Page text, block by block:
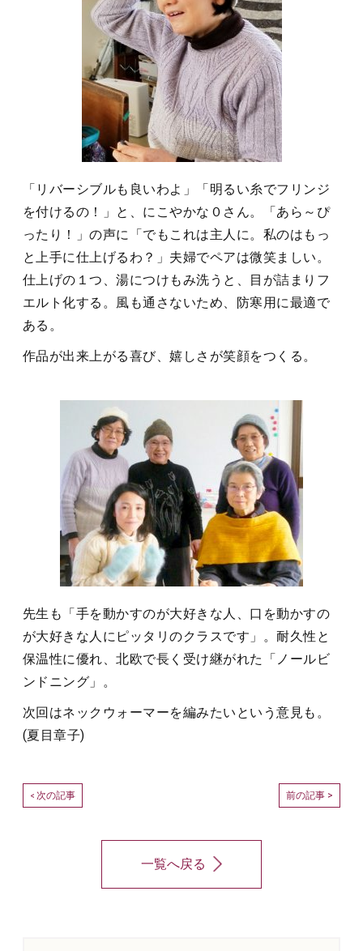
「リバーシブルも良いわよ」「明るい糸でフリンジ
を付けるの！」と、にこやかな０さん。「あら～ぴ
ったり！」の声に「でもこれは主人に。私のはもっ
と上手に仕上げるわ？」夫婦でペアは微笑ましい。
仕上げの１つ、湯につけもみ洗うと、目が詰まりフ
エルト化する。風も通さないため、防寒用に最適で
ある。
作品が出来上がる喜び、嬉しさが笑顔をつくる。
先生も「手を動かすのが大好きな人、口を動かすの
が大好きな人にピッタリのクラスです」。耐久性と
保温性に優れ、北欧で長く受け継がれた「ノールビ
ンドニング」。
次回はネックウォーマーを編みたいという意見も。
(夏目章子)
< 次の記事 前の記事 >
一覧へ戻る